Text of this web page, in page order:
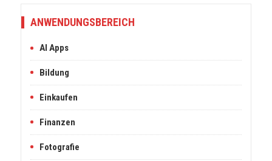
ANWENDUNGSBEREICH
AI Apps
Bildung
Einkaufen
Finanzen
Fotografie